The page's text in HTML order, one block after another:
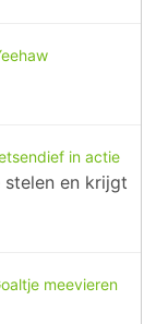
in actie
en krijgt
meevieren